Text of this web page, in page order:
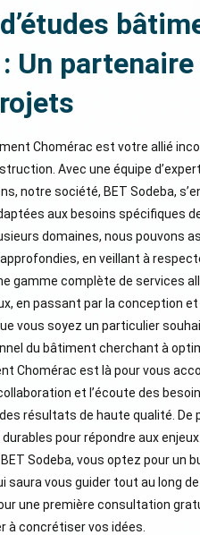
Un
Chomérac est votre allié
Avec une équipe
notre société, BET Sodeba,
aux besoins spécifiques
domaines, nous pouvons
en veillant à
gamme complète de services
en passant par la conception
vous soyez un particulier
du bâtiment cherchant à
Chomérac est là pour vous
et l’écoute des
résultats de haute qualité. De
pour répondre aux
Sodeba, vous optez pour un
saura vous guider tout au long
une première consultation
à concrétiser vos idées.